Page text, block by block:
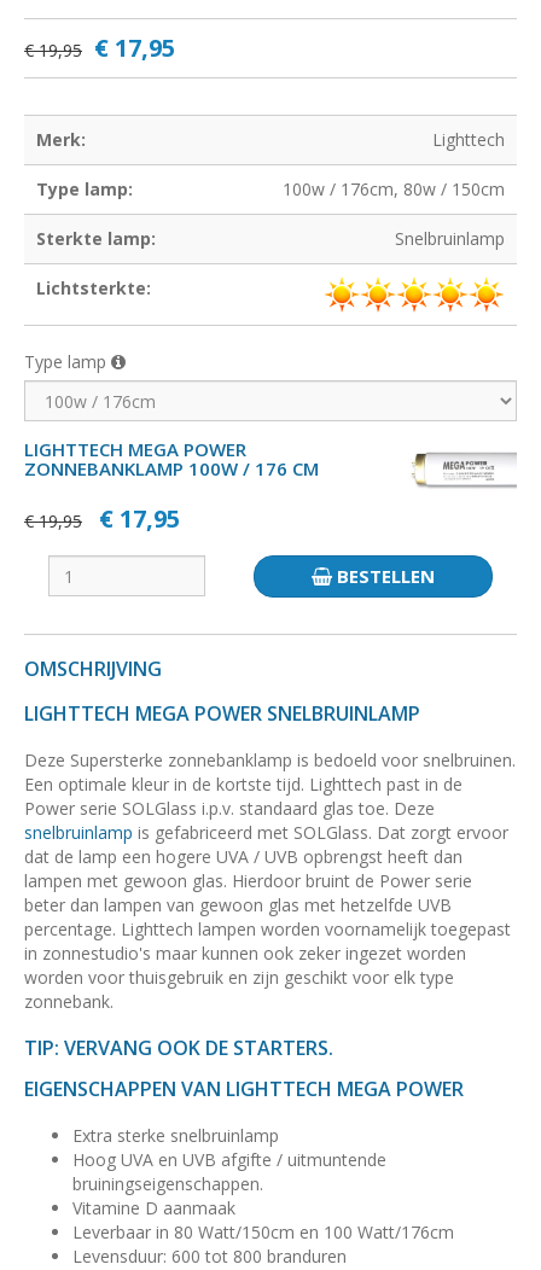
€ 19,95 € 17,95
Merk: Lighttech
Type lamp: 100w / 176cm, 80w / 150cm
Sterkte lamp: Snelbruinlamp
Lichtsterkte:
Type lamp
LIGHTTECH MEGA POWER
ZONNEBANKLAMP 100W / 176 CM
€ 19,95 € 17,95
BESTELLEN
OMSCHRIJVING
LIGHTTECH MEGA POWER SNELBRUINLAMP
Deze Supersterke zonnebanklamp is bedoeld voor snelbruinen.
Een optimale kleur in de kortste tijd. Lighttech past in de
Power serie SOLGlass i.p.v. standaard glas toe. Deze
snelbruinlamp is gefabriceerd met SOLGlass. Dat zorgt ervoor
dat de lamp een hogere UVA / UVB opbrengst heeft dan
lampen met gewoon glas. Hierdoor bruint de Power serie
beter dan lampen van gewoon glas met hetzelfde UVB
percentage. Lighttech lampen worden voornamelijk toegepast
in zonnestudio's maar kunnen ook zeker ingezet worden
worden voor thuisgebruik en zijn geschikt voor elk type
zonnebank.
TIP: VERVANG OOK DE STARTERS.
EIGENSCHAPPEN VAN LIGHTTECH MEGA POWER
Extra sterke snelbruinlamp
Hoog UVA en UVB afgifte / uitmuntende
bruiningseigenschappen.
Vitamine D aanmaak
Leverbaar in 80 Watt/150cm en 100 Watt/176cm
Levensduur: 600 tot 800 branduren